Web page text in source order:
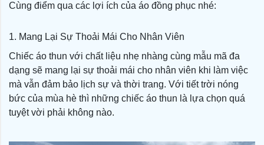
Cùng điểm qua các lợi ích của áo đồng phục nhé:
1. Mang Lại Sự Thoải Mái Cho Nhân Viên
Chiếc áo thun với chất liệu nhẹ nhàng cùng mẫu mã đa
dạng sẽ mang lại sự thoải mái cho nhân viên khi làm việc
mà vẫn đảm bảo lịch sự và thời trang. Với tiết trời nóng
bức của mùa hè thì những chiếc áo thun là lựa chọn quá
tuyệt vời phải không nào.